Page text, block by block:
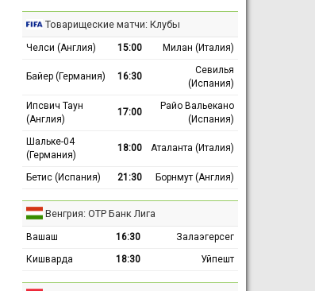
Товарищеские матчи: Клубы
Челси (Англия) 15:00 Милан (Италия)
Байер (Германия) 16:30
Севилья
(Испания)
Ипсвич Таун
(Англия)
17:00
Райо Вальекано
(Испания)
Шальке-04
(Германия)
18:00 Аталанта (Италия)
Бетис (Испания) 21:30 Борнмут (Англия)
Венгрия: ОТР Банк Лига
Вашаш 16:30
Залаэгерсег
Кишварда
18:30 Уйпешт